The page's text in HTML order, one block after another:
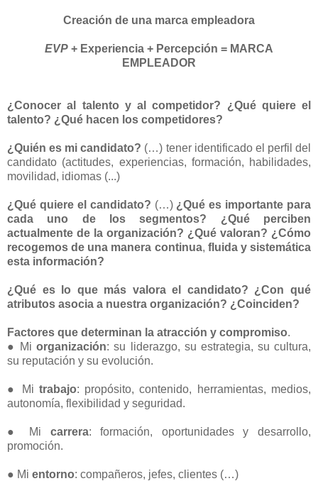
Creación de una marca empleadora
EVP + Experiencia + Percepción = MARCA
EMPLEADOR
¿Conocer al talento y al competidor? ¿Qué quiere el
talento? ¿Qué hacen los competidores?
¿Quién es mi candidato? (…) tener identificado el perfil del
candidato (actitudes, experiencias, formación, habilidades,
movilidad, idiomas (...)
¿Qué quiere el candidato? (…) ¿Qué es importante para
cada uno de los segmentos? ¿Qué perciben
actualmente de la organización? ¿Qué valoran? ¿Cómo
recogemos de una manera continua, fluida y sistemática
esta información?
¿Qué es lo que más valora el candidato? ¿Con qué
atributos asocia a nuestra organización? ¿Coinciden?
Factores que determinan la atracción y compromiso.
● Miorganización: su liderazgo, su estrategia, su cultura,
su reputación y su evolución.
● Mi trabajo: propósito, contenido, herramientas, medios,
autonomía, flexibilidad y seguridad.
● Mi carrera: formación, oportunidades y desarrollo,
promoción.
● Mi entorno: compañeros, jefes, clientes (…)